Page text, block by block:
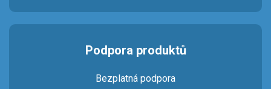
Podpora produktů
Bezplatná podpora